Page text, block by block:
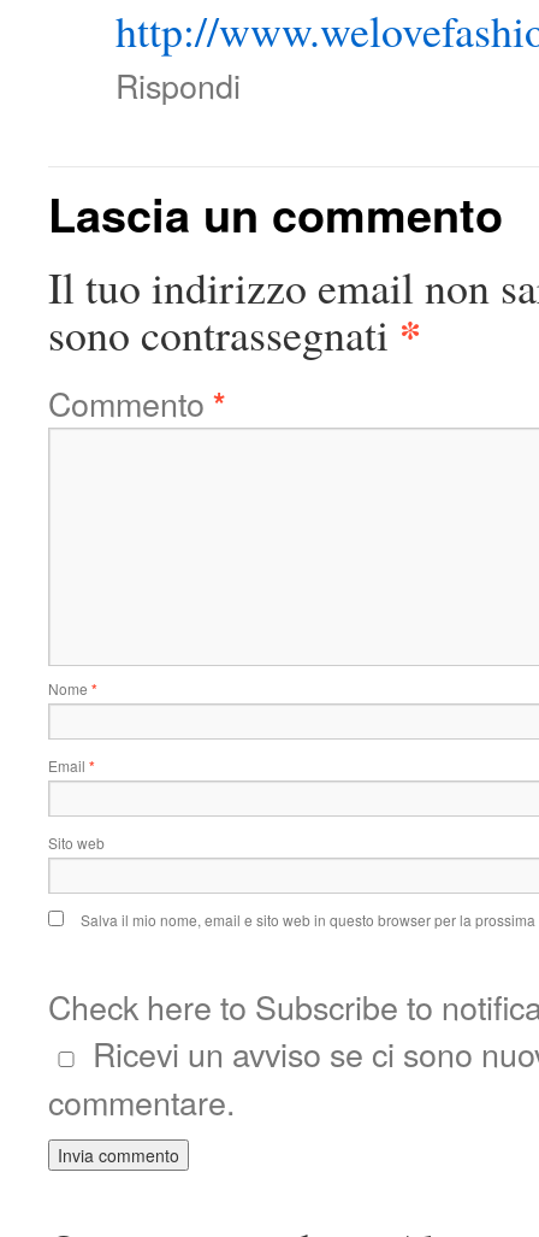
http://
Rispondi
Lascia un commento
Il tuo indirizzo email non
sono contrassegnati *
Commento *
Nome *
Email *
Sito web
Salva il mio nome, email e sito web in questo browser per la
Check here to Subscribe to
Ricevi un avviso se ci sono
commentare.